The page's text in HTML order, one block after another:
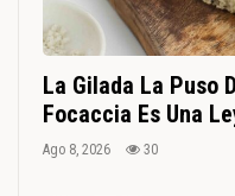
La Gilada La Puso
Focaccia Es Una
Ago 8, 2026 30